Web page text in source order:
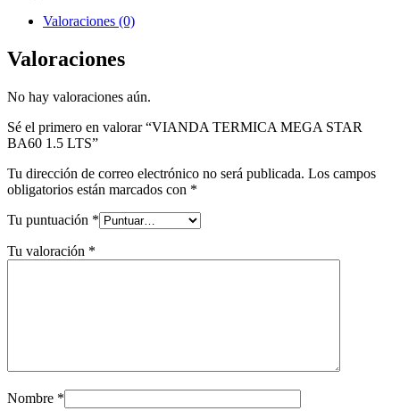
Valoraciones (0)
Valoraciones
No hay valoraciones aún.
Sé el primero en valorar “VIANDA TERMICA MEGA STAR
BA60 1.5 LTS”
Tu dirección de correo electrónico no será publicada. Los campos
obligatorios están marcados con *
Tu puntuación *
Tu valoración *
Nombre *